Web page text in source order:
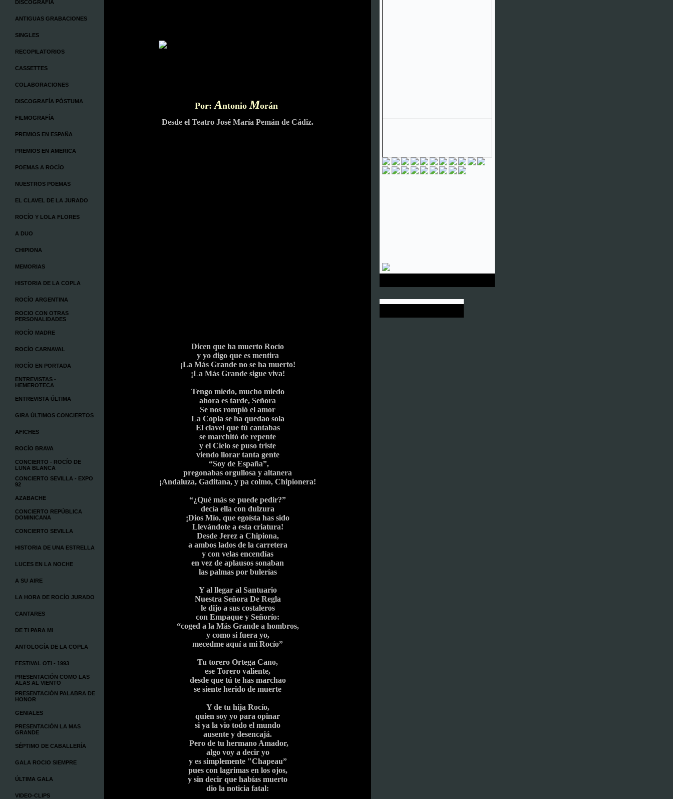
DISCOGRAFÍA
ANTIGUAS GRABACIONES
SINGLES
RECOPILATORIOS
CASSETTES
COLABORACIONES
DISCOGRAFÍA PÓSTUMA
FILMOGRAFÍA
PREMIOS EN ESPAÑA
PREMIOS EN AMERICA
POEMAS A ROCÍO
NUESTROS POEMAS
EL CLAVEL DE LA JURADO
ROCÍO Y LOLA FLORES
A DUO
CHIPIONA
MEMORIAS
HISTORIA DE LA COPLA
ROCÍO ARGENTINA
ROCIO CON OTRAS
PERSONALIDADES
ROCÍO MADRE
ROCÍO CARNAVAL
ROCÍO EN PORTADA
ENTREVISTAS -
HEMEROTECA
ENTREVISTA ÚLTIMA
GIRA ÚLTIMOS CONCIERTOS
AFICHES
ROCÍO BRAVA
CONCIERTO - ROCÍO DE
LUNA BLANCA
CONCIERTO SEVILLA - EXPO
92
AZABACHE
CONCIERTO REPÚBLICA
DOMINICANA
CONCIERTO SEVILLA
HISTORIA DE UNA ESTRELLA
LUCES EN LA NOCHE
A SU AIRE
LA HORA DE ROCÍO JURADO
CANTARES
DE TI PARA MI
ANTOLOGÍA DE LA COPLA
FESTIVAL OTI - 1993
PRESENTACIÓN COMO LAS
ALAS AL VIENTO
PRESENTACIÓN PALABRA DE
HONOR
GENIALES
PRESENTACIÓN LA MAS
GRANDE
SÉPTIMO DE CABALLERÍA
GALA ROCIO SIEMPRE
ÚLTIMA GALA
VIDEO-CLIPS
Por:AntonioMorán
Desde el Teatro José María Pemán de Cádiz.
Dicen que ha muerto Rocío
y yo digo que es mentira
¡La Más Grande no se ha muerto!
¡La Más Grande sigue viva!
Tengo miedo, mucho miedo
ahora es tarde, Señora
Se nos rompió el amor
La Copla se ha quedao sola
El clavel que tú cantabas
se marchitó de repente
y el Cielo se puso triste
viendo llorar tanta gente
“Soy de España”,
pregonabas orgullosa y altanera
¡Andaluza, Gaditana, y pa colmo, Chipionera!
“¿Qué más se puede pedir?”
decía ella con dulzura
¡Dios Mío, que egoísta has sido
Llevándote a esta criatura!
Desde Jerez a Chipiona,
a ambos lados de la carretera
y con velas encendías
en vez de aplausos sonaban
las palmas por bulerías
Y al llegar al Santuario
Nuestra Señora De Regla
le dijo a sus costaleros
con Empaque y Señorío:
“coged a la Más Grande a hombros,
y como si fuera yo,
mecedme aquí a mi Rocío”
Tu torero Ortega Cano,
ese Torero valiente,
desde que tú te has marchao
se siente herido de muerte
Y de tu hija Rocío,
quien soy yo para opinar
si ya la vio todo el mundo
ausente y desencajá.
Pero de tu hermano Amador,
algo voy a decir yo
y es simplemente "Chapeau”
pues con lagrimas en los ojos,
y sin decir que habías muerto
dio la noticia fatal: